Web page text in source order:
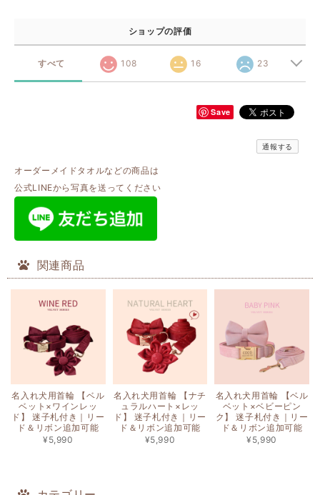
ショップの評価
すべて 108 16 23
Save
通報する
オーダーメイドタオルなどの商品は
公式LINEから写真を送ってください
関連商品
名入れ犬用首輪 【ベル
ベット×ワインレッ
ド】 迷子札付き｜リー
ド＆リボン追加可能
¥5,990
名入れ犬用首輪 【ナチ
ュラルハート×レッ
ド】 迷子札付き｜リー
ド＆リボン追加可能
¥5,990
名入れ犬用首輪 【ベル
ベット×ベビーピン
ク】 迷子札付き｜リー
ド＆リボン追加可能
¥5,990